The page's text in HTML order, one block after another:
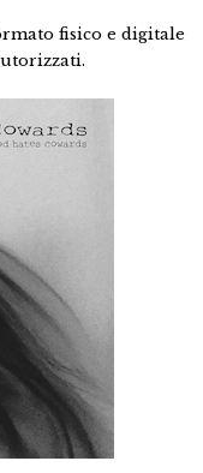
fisico e digitale